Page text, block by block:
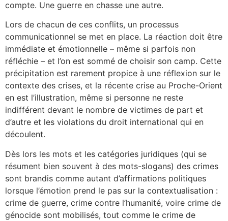
compte. Une guerre en chasse une autre.
Lors de chacun de ces conflits, un processus
communicationnel se met en place. La réaction doit être
immédiate et émotionnelle – même si parfois non
réfléchie – et l’on est sommé de choisir son camp. Cette
précipitation est rarement propice à une réflexion sur le
contexte des crises, et la récente crise au Proche-Orient
en est l’illustration, même si personne ne reste
indifférent devant le nombre de victimes de part et
d’autre et les violations du droit international qui en
découlent.
Dès lors les mots et les catégories juridiques (qui se
résument bien souvent à des mots-slogans) des crimes
sont brandis comme autant d’affirmations politiques
lorsque l’émotion prend le pas sur la contextualisation :
crime de guerre, crime contre l’humanité, voire crime de
génocide sont mobilisés, tout comme le crime de